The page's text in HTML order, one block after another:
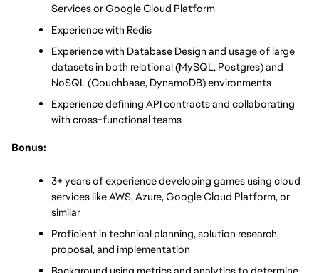
Services or Google Cloud Platform
Experience with Redis
Experience with Database Design and usage of large
datasets in both relational (MySQL, Postgres) and
NoSQL (Couchbase, DynamoDB) environments
Experience defining API contracts and collaborating
with cross-functional teams
Bonus:
3+ years of experience developing games using cloud
services like AWS, Azure, Google Cloud Platform, or
similar
Proficient in technical planning, solution research,
proposal, and implementation